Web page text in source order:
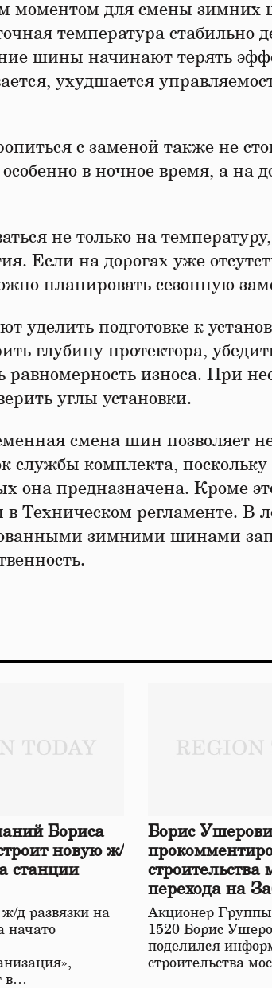
моментом для смены зимних
температура стабильно
шины начинают терять
ухудшается
с заменой также не
в ночное время, а на
не только на
Если на дорогах уже
планировать сезонную
уделить подготовке к
глубину протектора,
износа. При
углы установки.
смена шин позволяет
службы комплекта,
она предназначена. Кроме
Техническом регламенте. В
зимними шинами
Бориса
новую ж/
станции
д развязки на
начато
в…
Борис
строительства
перехода на
железной
Акционер
1520 Борис
поделился
строительства